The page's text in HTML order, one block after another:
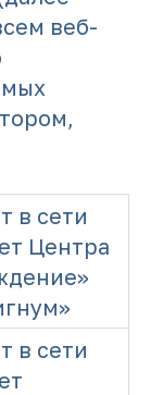
веб-
в сети
Центра
в сети